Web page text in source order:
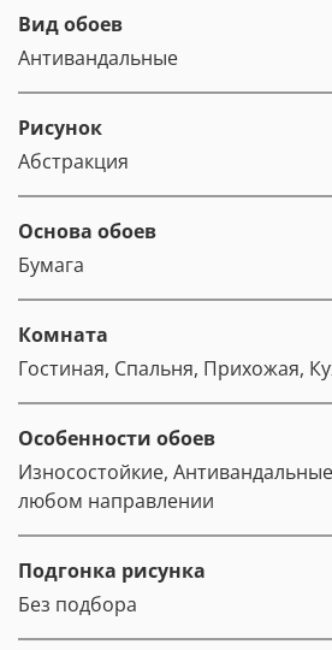
Вид обоев
Антивандальные
Рисунок
Абстракция
Основа обоев
Бумага
Комната
Гостиная, Спальня, Прихожая,
Особенности обоев
Износостойкие,
любом направлении
Подгонка рисунка
Без подбора